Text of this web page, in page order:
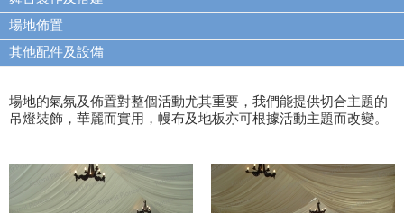
場地佈置
其他配件及設備
場地的氣氛及佈置對整個活動尤其重要，我們能提供切合主題的
吊燈裝飾，華麗而實用，幔布及地板亦可根據活動主題而改變。